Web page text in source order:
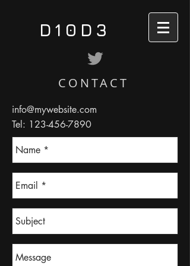
D10D3
CONTACT
info@mywebsite.com
Tel: 123-456-7890